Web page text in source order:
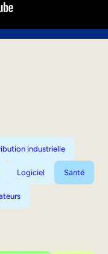
industrielle
Logiciel Santé